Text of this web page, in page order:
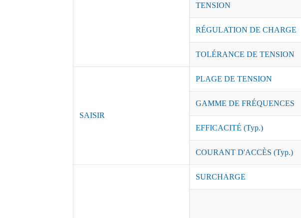
TENSION
RÉGULATION DE CHARGE
TOLÉRANCE DE TENSION
SAISIR
PLAGE DE TENSION
GAMME DE FRÉQUENCES
EFFICACITÉ (Typ.)
COURANT D'ACCÈS (Typ.)
SURCHARGE